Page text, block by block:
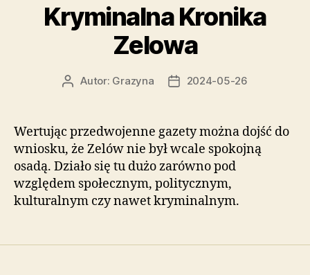
Kryminalna Kronika
Zelowa
AutorAutor: Grazyna
Data2024-05-26
Wertując przedwojenne gazety można dojść do
wniosku, że Zelów nie był wcale spokojną
osadą. Działo się tu dużo zarówno pod
względem społecznym, politycznym,
kulturalnym czy nawet kryminalnym.